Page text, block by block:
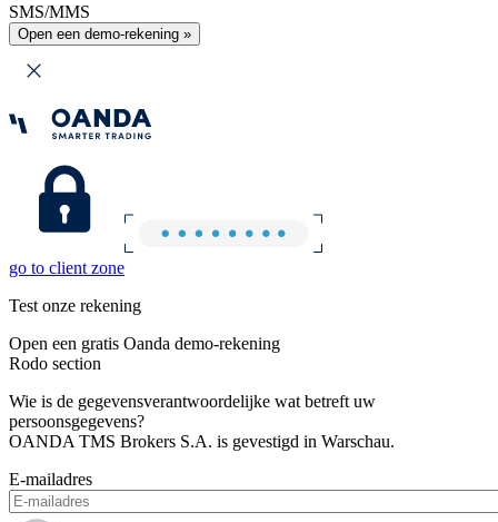
SMS/MMS
Open een demo-rekening »
go to client zone
Test onze rekening
Open een gratis Oanda demo-rekening
Rodo section
Wie is de gegevensverantwoordelijke wat betreft uw
persoonsgegevens?
OANDA TMS Brokers S.A. is gevestigd in Warschau.
E-mailadres